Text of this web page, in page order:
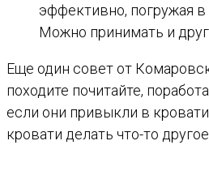
эффективно, погружая
Можно принимать и
Еще один совет от
походите почитайте,
если они привыкли в
кровати делать что-то